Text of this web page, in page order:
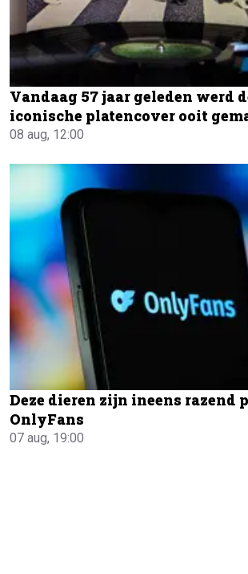
Vandaag 57 jaar geleden werd
iconische platencover ooit
08 aug, 12:00
Deze dieren zijn ineens razend
OnlyFans
07 aug, 19:00